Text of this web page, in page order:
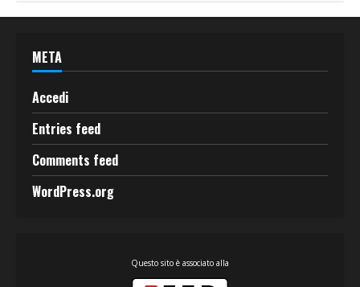
META
Accedi
Entries feed
Comments feed
WordPress.org
Questo sito è associato alla